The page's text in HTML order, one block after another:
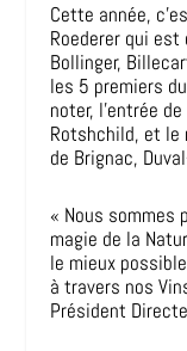
Cette année,
Roederer qui
Bollinger,
les 5 premiers
noter, l’entrée
Rotshchild, et le
de Brignac,
« Nous sommes
magie de la
le mieux
à travers nos
Président